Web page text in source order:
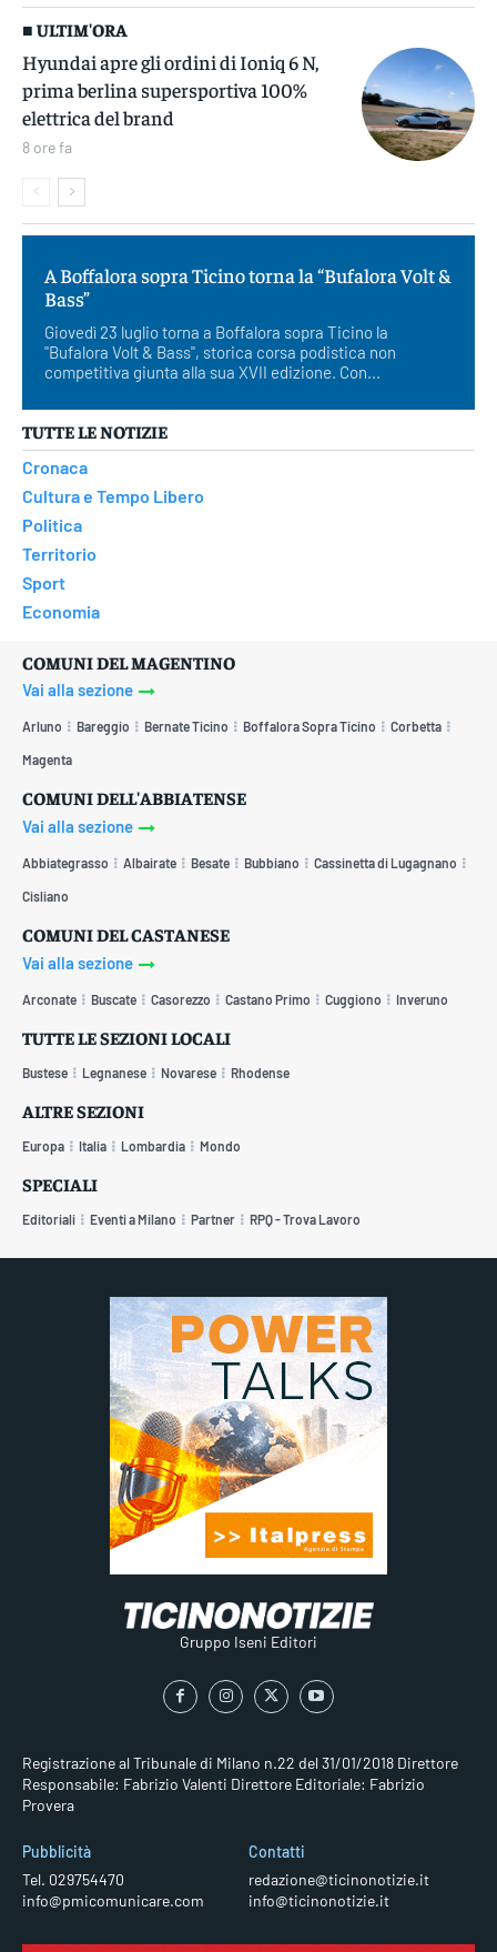
■ ULTIM'ORA
Hyundai apre gli ordini di Ioniq 6 N,
prima berlina supersportiva 100%
elettrica del brand
8 ore fa
A Boffalora sopra Ticino torna la “Bufalora Volt &
Bass”
Giovedì 23 luglio torna a Boffalora sopra Ticino la
"Bufalora Volt & Bass", storica corsa podistica non
competitiva giunta alla sua XVII edizione. Con...
TUTTE LE NOTIZIE
Cronaca
Cultura e Tempo Libero
Politica
Territorio
Sport
Economia
COMUNI DEL MAGENTINO
Vai alla sezione
Arluno Bareggio Bernate Ticino Boffalora Sopra Ticino Corbetta
Magenta
COMUNI DELL'ABBIATENSE
Vai alla sezione
Abbiategrasso Albairate Besate Bubbiano Cassinetta di Lugagnano
Cisliano
COMUNI DEL CASTANESE
Vai alla sezione
Arconate Buscate Casorezzo Castano Primo Cuggiono Inveruno
TUTTE LE SEZIONI LOCALI
Bustese Legnanese Novarese Rhodense
ALTRE SEZIONI
Europa Italia Lombardia Mondo
SPECIALI
Editoriali Eventi a Milano Partner RPQ - Trova Lavoro
Gruppo Iseni Editori
Registrazione al Tribunale di Milano n.22 del 31/01/2018 Direttore
Responsabile: Fabrizio Valenti Direttore Editoriale: Fabrizio
Provera
Pubblicità
Tel. 029754470
info@pmicomunicare.com
Contatti
redazione@ticinonotizie.it
info@ticinonotizie.it